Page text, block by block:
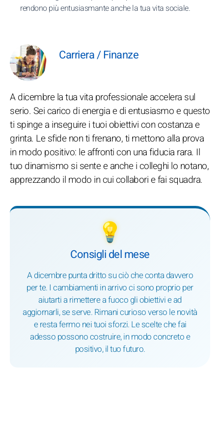
rendono più entusiasmante anche la tua vita sociale.
Carriera / Finanze
A dicembre la tua vita professionale accelera sul
serio. Sei carico di energia e di entusiasmo e questo
ti spinge a inseguire i tuoi obiettivi con costanza e
grinta. Le sfide non ti frenano, ti mettono alla prova
in modo positivo: le affronti con una fiducia rara. Il
tuo dinamismo si sente e anche i colleghi lo notano,
apprezzando il modo in cui collabori e fai squadra.
💡
Consigli del mese
A dicembre punta dritto su ciò che conta davvero
per te. I cambiamenti in arrivo ci sono proprio per
aiutarti a rimettere a fuoco gli obiettivi e ad
aggiornarli, se serve. Rimani curioso verso le novità
e resta fermo nei tuoi sforzi. Le scelte che fai
adesso possono costruire, in modo concreto e
positivo, il tuo futuro.